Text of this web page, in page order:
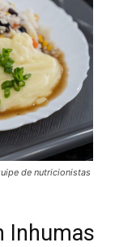
de nutricionistas
Inhumas